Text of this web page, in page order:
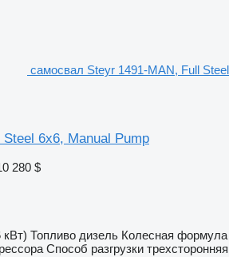
самосвал Steyr 1491-MAN, Full Steel
6x6, Manual Pump
280 $
кВт) Топливо дизель Колесная формула
Способ разгрузки трехсторонняя